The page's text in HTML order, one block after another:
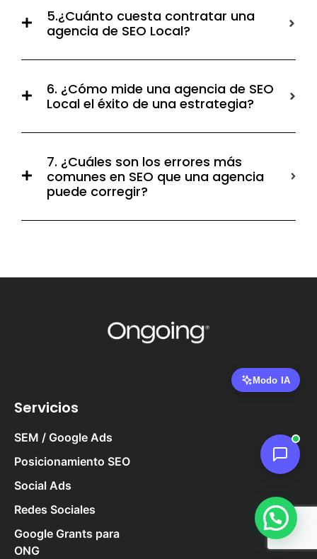
5.¿Cuánto cuesta contratar una
agencia de SEO Local?
6. ¿Cómo mide una agencia de SEO
Local el éxito de una estrategia?
7. ¿Cuáles son los errores más
comunes en SEO que una agencia
puede corregir?
Servicios
SEM / Google Ads
Posicionamiento SEO
Social Ads
Redes Sociales
Google Grants para
ONG